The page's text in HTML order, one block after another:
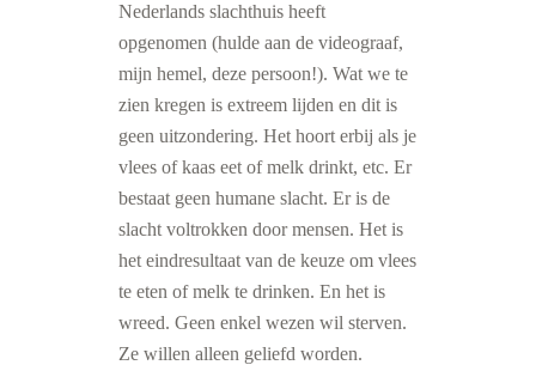
Nederlands slachthuis heeft
opgenomen (hulde aan de videograaf,
mijn hemel, deze persoon!). Wat we te
zien kregen is extreem lijden en dit is
geen uitzondering. Het hoort erbij als je
vlees of kaas eet of melk drinkt, etc. Er
bestaat geen humane slacht. Er is de
slacht voltrokken door mensen. Het is
het eindresultaat van de keuze om vlees
te eten of melk te drinken. En het is
wreed. Geen enkel wezen wil sterven.
Ze willen alleen geliefd worden.